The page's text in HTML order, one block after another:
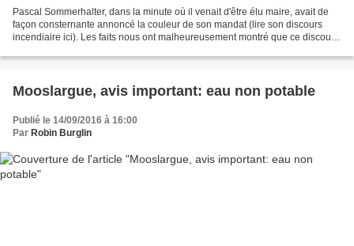
Pascal Sommerhalter, dans la minute où il venait d'être élu maire, avait de
façon consternante annoncé la couleur de son mandat (lire son discours
incendiaire ici). Les faits nous ont malheureusement montré que ce discours
Mooslargue, avis important: eau non potable
Publié le 14/09/2016 à 16:00
Par Robin Burglin